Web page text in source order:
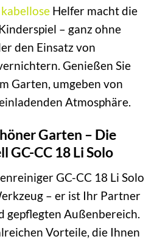
kabellose Helfer macht die
– ganz ohne
den Einsatz von
Genießen Sie
Garten, umgeben von
Atmosphäre.
Garten – Die
GC-CC 18 Li Solo
GC-CC 18 Li Solo
– er ist Ihr Partner
gepflegten Außenbereich.
Vorteile, die Ihnen